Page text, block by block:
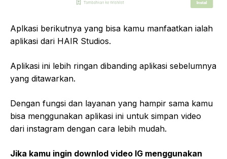
Aplkasi berikutnya yang bisa kamu manfaatkan ialah
aplikasi dari HAIR Studios.
Aplikasi ini lebih ringan dibanding aplikasi sebelumnya
yang ditawarkan.
Dengan fungsi dan layanan yang hampir sama kamu
bisa menggunakan aplikasi ini untuk simpan video
dari instagram dengan cara lebih mudah.
Jika kamu ingin downlod video IG menggunakan